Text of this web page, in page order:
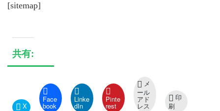
[sitemap]
共有:
X
Face
book
Linke
dIn
Pinte
rest
メ
ール
アド
レス
印
刷